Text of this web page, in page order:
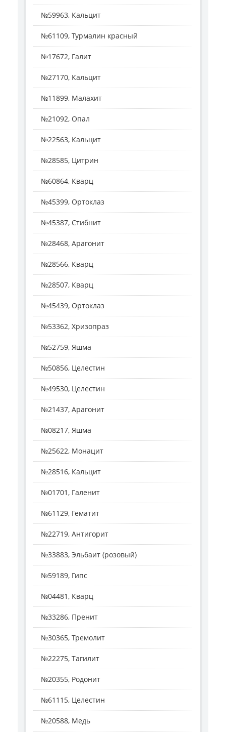
№59963, Кальцит
№61109, Турмалин красный
№17672, Галит
№27170, Кальцит
№11899, Малахит
№21092, Опал
№22563, Кальцит
№28585, Цитрин
№60864, Кварц
№45399, Ортоклаз
№45387, Стибнит
№28468, Арагонит
№28566, Кварц
№28507, Кварц
№45439, Ортоклаз
№53362, Хризопраз
№52759, Яшма
№50856, Целестин
№49530, Целестин
№21437, Арагонит
№08217, Яшма
№25622, Монацит
№28516, Кальцит
№01701, Галенит
№61129, Гематит
№22719, Антигорит
№33883, Эльбаит (розовый)
№59189, Гипс
№04481, Кварц
№33286, Пренит
№30365, Тремолит
№22275, Тагилит
№20355, Родонит
№61115, Целестин
№20588, Медь